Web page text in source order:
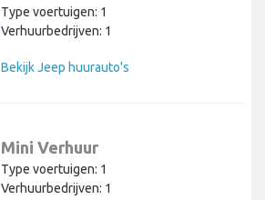
Type voertuigen: 1
Verhuurbedrijven: 1
Bekijk Jeep huurauto's
Mini Verhuur
Type voertuigen: 1
Verhuurbedrijven: 1